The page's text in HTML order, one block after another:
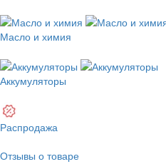
Масло и химия
Аккумуляторы
Распродажа
Отзывы о товаре